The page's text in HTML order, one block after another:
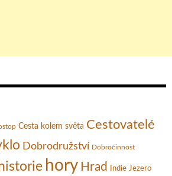
Cesta kolem světa Cestovatelé
Dobrodružství Dobročinnost
historie hory Hrad Indie Jezero